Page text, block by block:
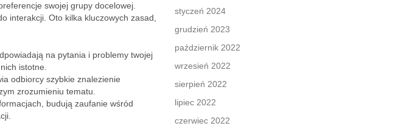
swojej grupy docelowej.
interakcji. Oto kilka kluczowych zasad,
na pytania i problemy twojej
istotne.
odbiorcy szybkie znalezienie
zrozumieniu tematu.
budują zaufanie wśród
styczeń 2024
grudzień 2023
październik 2022
wrzesień 2022
sierpień 2022
lipiec 2022
czerwiec 2022